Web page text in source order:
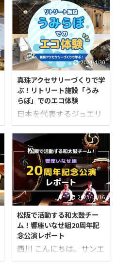
え方を具体的に紹介しま
す。 データ活用は「分
析」で終わらせない サン
エルが考えるデータ活用
とは、集めたデータをも
とに「次に何をするか」
を決め、実行し、確か
め、改善していくことで
す。 ここでいうデー ...
の工夫や努力の裏側に
は、予約対応や情報発
信、スタッフ管理など目
に見えにくい負担が潜ん
でいます。 「改善したい
けれど、何から手をつけ
ればいいのか…」とお悩
みの方も少なくありませ
ん。 本記事では、地域の
飲食店が抱えがちな課題
を整理し、“無理なく始
められるDX”のヒントを
ご紹介します。 小さな一
歩からでも、日々の運営
を少しずつ軽くする道は
開けます。 地域飲食店に
潜む“静かな困りごと”
日々お客様を迎える飲食
店の多くは、実は本業以
外の「見えにくい負担」
と常に向き合って ...
2024/4/30
真珠アクセサリーづくりで学
ぶ！リトリート施設「うみ
らぼ」でのエコ体験
日本を代表するジュエリ
ーブランド「ミキモト」
の創業者である御木本幸
吉が、世界で初めて半円
真珠養殖を成功させた場
所である鳥羽市。 近接す
る志摩市の英虞湾(あご
わん)に面した場所に、
2024年4月、廃業した真
珠養殖場跡地を有効活用
して生まれ変わった「う
みらぼ」がオープンしま
した。 「うみらぼ」の代
2023/11/16
松阪で活動する和太鼓チー
ム！響座いなせ組20周年記
念公演レポート
西川 こんにちは、サンエ
ルの西川です。 みなさ